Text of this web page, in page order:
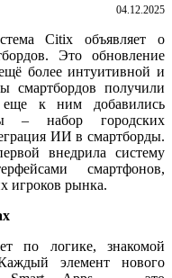
04.12.2025
Citix объявляет о
Это обновление
более интуитивной и
смартбордов получили
к ним добавились
– набор городских
ИИ в смартборды.
внедрила систему
смартфонов,
игроков рынка.
по логике, знакомой
элемент нового